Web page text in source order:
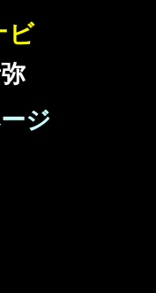
ビ
ジ